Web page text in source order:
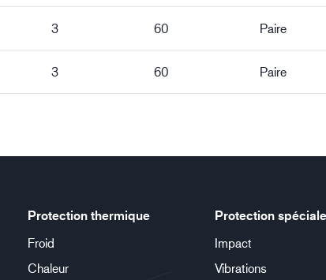
3 60 Paire
3 60 Paire
Protection thermique
Froid
Chaleur
Protection spéciale
Impact
Vibrations